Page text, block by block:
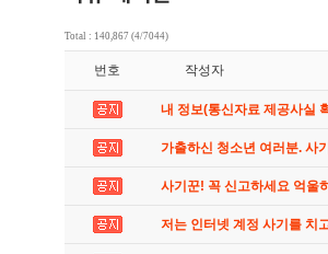
Total : 140,867 (4/7044)
번호 작성자
내 정보(통신자료 제공사실
가출하신 청소년 여러분. 사
사기꾼! 꼭 신고하세요 억울
저는 인터넷 계정 사기를 치